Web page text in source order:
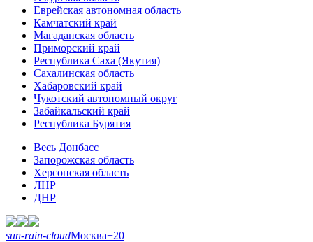
Еврейская автономная область
Камчатский край
Магаданская область
Приморский край
Республика Саха (Якутия)
Сахалинская область
Хабаровский край
Чукотский автономный округ
Забайкальский край
Республика Бурятия
Весь Донбасс
Запорожская область
Херсонская область
ЛНР
ДНР
sun-rain-cloudМосква+20